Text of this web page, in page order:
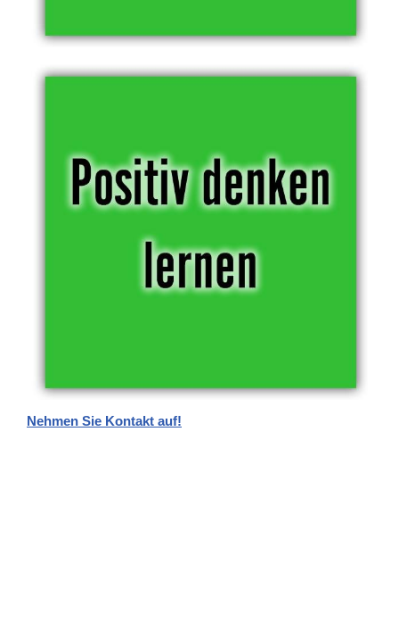
Nehmen Sie Kontakt auf!